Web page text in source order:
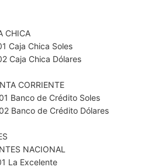
CHICA
Caja Chica Soles
Caja Chica Dólares
CORRIENTE
Banco de Crédito Soles
Banco de Crédito Dólares
NACIONAL
La Excelente